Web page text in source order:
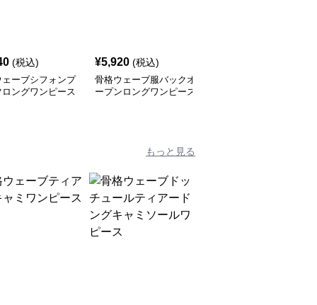
(税込)
ェーブシフォンプ
ロングワンピース
¥5,920 (税込)
骨格ウェーブ服バックオ
ープンロングワンピース
もっと見る